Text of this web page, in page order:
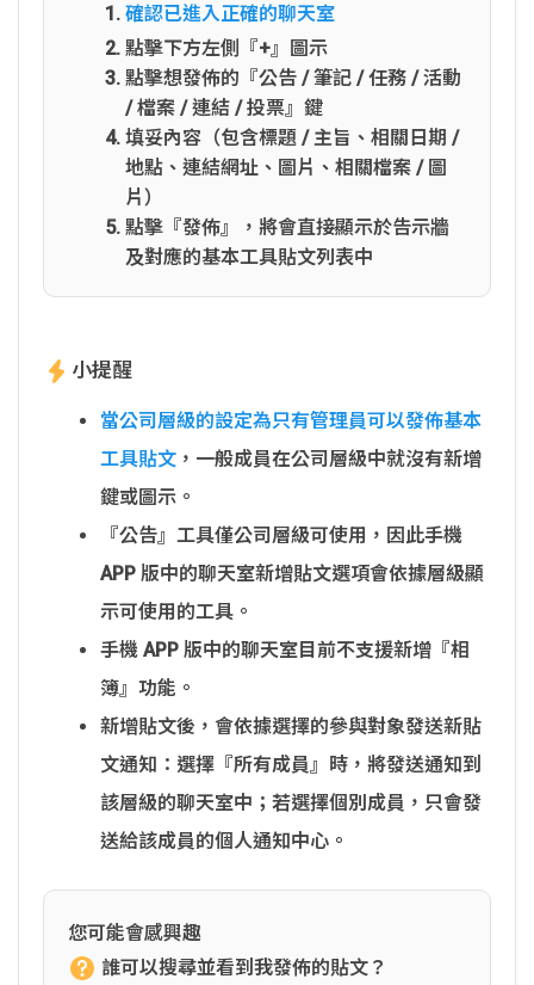
確認已進入正確的聊天室
點擊下方左側『+』圖示
點擊想發佈的『公告 / 筆記 / 任務 / 活動
/ 檔案 / 連結 / 投票』鍵
填妥內容（包含標題 / 主旨、相關日期 /
地點、連結網址、圖片、相關檔案 / 圖
片）
點擊『發佈』，將會直接顯示於告示牆
及對應的基本工具貼文列表中
小提醒
當公司層級的設定為只有管理員可以發佈基本
工具貼文 ，一般成員在公司層級中就沒有新增
鍵或圖示。
『公告』工具僅公司層級可使用，因此手機
APP 版中的聊天室新增貼文選項會依據層級顯
示可使用的工具。
手機 APP 版中的聊天室目前不支援新增『相
簿』功能。
新增貼文後，會依據選擇的參與對象發送新貼
文通知：選擇『所有成員』時，將發送通知到
該層級的聊天室中；若選擇個別成員，只會發
送給該成員的個人通知中心。
您可能會感興趣
誰可以搜尋並看到我發佈的貼文？